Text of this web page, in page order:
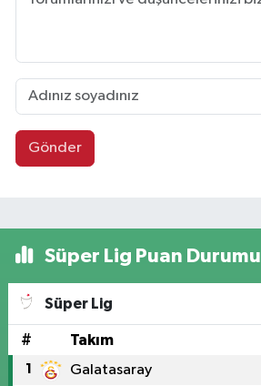
Gönder
Süper Lig Puan Durumu
Süper Lig
# Takım
1 Galatasaray